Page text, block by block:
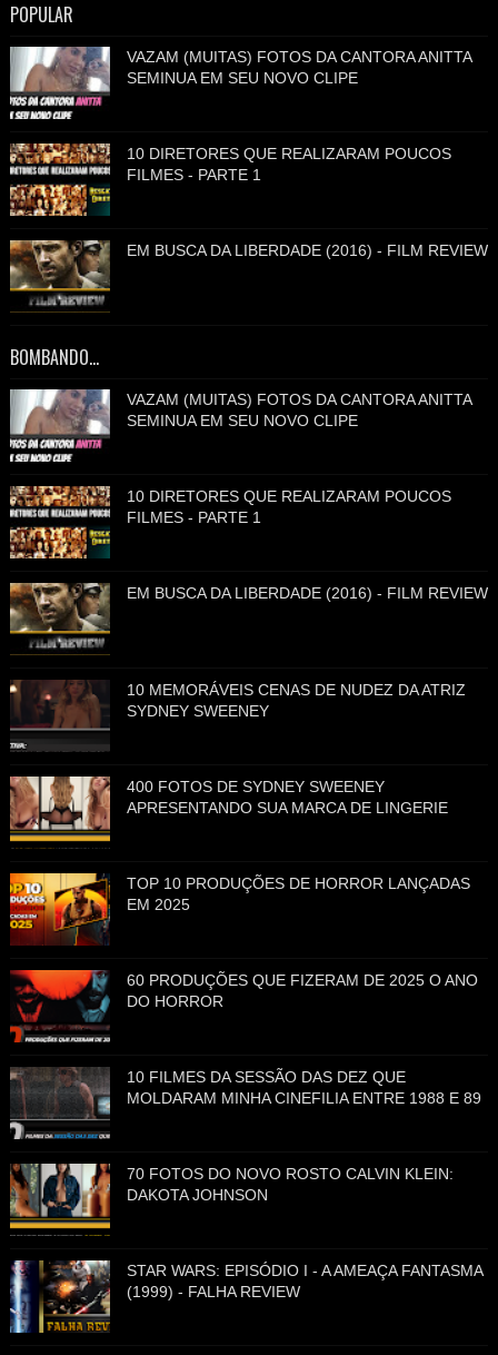
POPULAR
VAZAM (MUITAS) FOTOS DA CANTORA ANITTA
SEMINUA EM SEU NOVO CLIPE
10 DIRETORES QUE REALIZARAM POUCOS
FILMES - PARTE 1
EM BUSCA DA LIBERDADE (2016) - FILM REVIEW
BOMBANDO...
VAZAM (MUITAS) FOTOS DA CANTORA ANITTA
SEMINUA EM SEU NOVO CLIPE
10 DIRETORES QUE REALIZARAM POUCOS
FILMES - PARTE 1
EM BUSCA DA LIBERDADE (2016) - FILM REVIEW
10 MEMORÁVEIS CENAS DE NUDEZ DA ATRIZ
SYDNEY SWEENEY
400 FOTOS DE SYDNEY SWEENEY
APRESENTANDO SUA MARCA DE LINGERIE
TOP 10 PRODUÇÕES DE HORROR LANÇADAS
EM 2025
60 PRODUÇÕES QUE FIZERAM DE 2025 O ANO
DO HORROR
10 FILMES DA SESSÃO DAS DEZ QUE
MOLDARAM MINHA CINEFILIA ENTRE 1988 E 89
70 FOTOS DO NOVO ROSTO CALVIN KLEIN:
DAKOTA JOHNSON
STAR WARS: EPISÓDIO I - A AMEAÇA FANTASMA
(1999) - FALHA REVIEW